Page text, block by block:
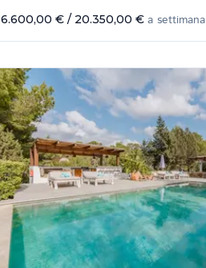
6.600,00 € / 20.350,00 € a settimana